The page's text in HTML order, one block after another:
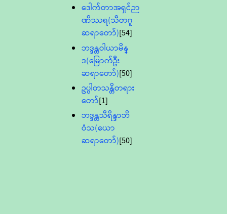
ဒေါက်တာအရှင်ဉာ
ဏိဿရ(သီတဂူ
ဆရာတော်)[54]
ဘဒ္ဒန္တဝါယာမိန္
ဒ(မြောက်ဦး
ဆရာတော်)[50]
ဥပ္ပါတသန္တိတရား
တော်[1]
ဘဒ္ဒန္တသီရိန္ဒာဘိ
ဝံသ(ယော
ဆရာတော်)[50]